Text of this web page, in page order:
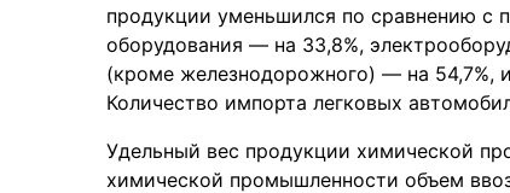
продукции уменьшился по сравнению с
оборудования — на 33,8%,
(кроме железнодорожного) — на 54,7%,
Количество импорта легковых
Удельный вес продукции химической
химической промышленности объем